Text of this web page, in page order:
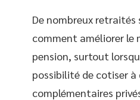
De nombreux retraités
comment améliorer le
pension, surtout
possibilité de cotiser à
complémentaires